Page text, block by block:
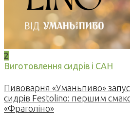
2
Виготовлення сидрів і САН
Пивоварня «Уманьпиво»
сидрів Festolino: першим
«Фраголіно»